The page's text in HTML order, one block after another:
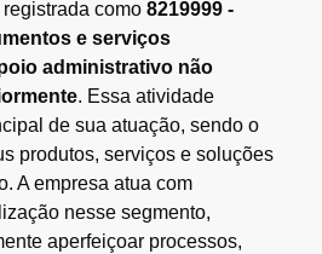
como 8219999 -
e serviços
administrativo não
. Essa atividade
de sua atuação, sendo o
produtos, serviços e soluções
A empresa atua com
nesse segmento,
aperfeiçoar processos,